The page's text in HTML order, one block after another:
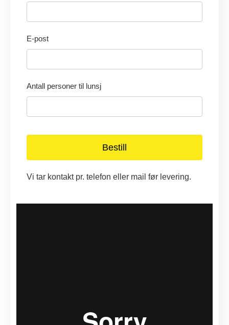
E-post
Antall personer til lunsj
Vi tar kontakt pr. telefon eller mail før levering.